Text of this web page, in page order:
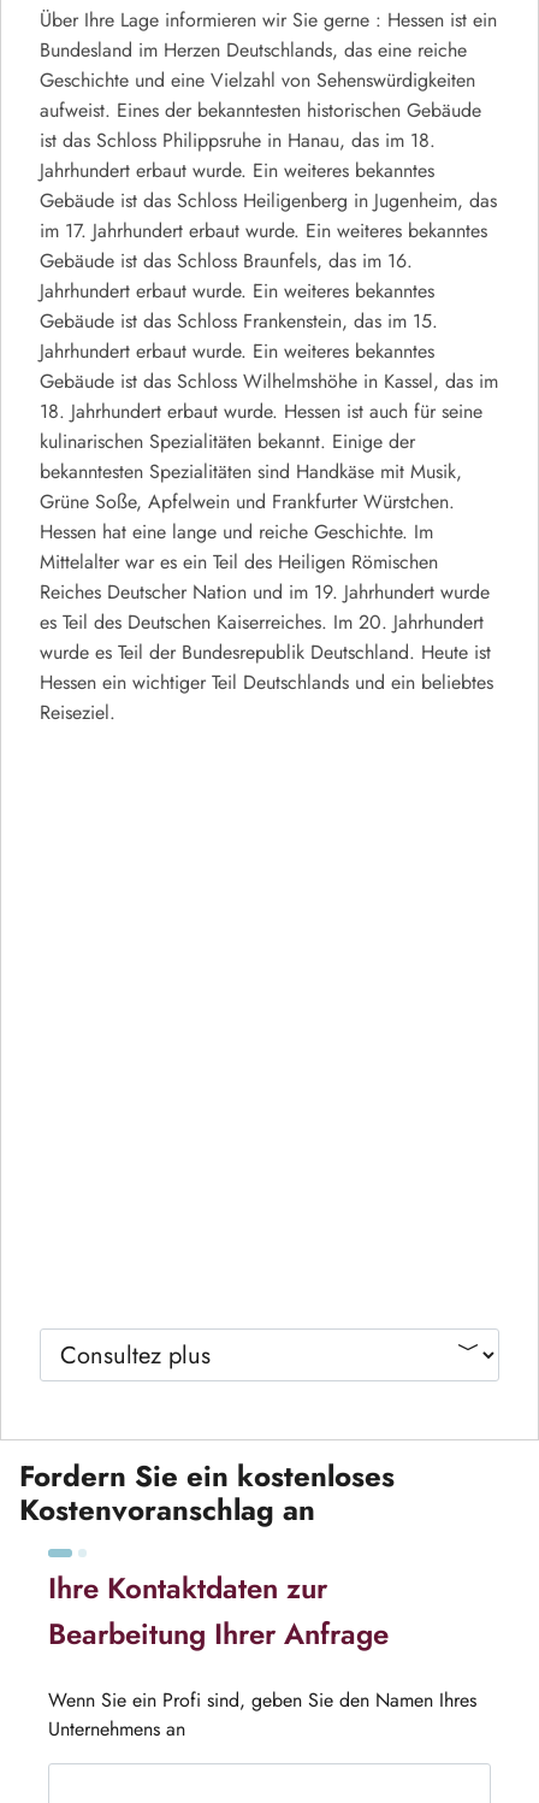
Über Ihre Lage informieren wir Sie gerne : Hessen ist ein
Bundesland im Herzen Deutschlands, das eine reiche
Geschichte und eine Vielzahl von Sehenswürdigkeiten
aufweist. Eines der bekanntesten historischen Gebäude
ist das Schloss Philippsruhe in Hanau, das im 18.
Jahrhundert erbaut wurde. Ein weiteres bekanntes
Gebäude ist das Schloss Heiligenberg in Jugenheim, das
im 17. Jahrhundert erbaut wurde. Ein weiteres bekanntes
Gebäude ist das Schloss Braunfels, das im 16.
Jahrhundert erbaut wurde. Ein weiteres bekanntes
Gebäude ist das Schloss Frankenstein, das im 15.
Jahrhundert erbaut wurde. Ein weiteres bekanntes
Gebäude ist das Schloss Wilhelmshöhe in Kassel, das im
18. Jahrhundert erbaut wurde. Hessen ist auch für seine
kulinarischen Spezialitäten bekannt. Einige der
bekanntesten Spezialitäten sind Handkäse mit Musik,
Grüne Soße, Apfelwein und Frankfurter Würstchen.
Hessen hat eine lange und reiche Geschichte. Im
Mittelalter war es ein Teil des Heiligen Römischen
Reiches Deutscher Nation und im 19. Jahrhundert wurde
es Teil des Deutschen Kaiserreiches. Im 20. Jahrhundert
wurde es Teil der Bundesrepublik Deutschland. Heute ist
Hessen ein wichtiger Teil Deutschlands und ein beliebtes
Reiseziel.
Fordern Sie ein kostenloses
Kostenvoranschlag an
Ihre Kontaktdaten zur
Bearbeitung Ihrer Anfrage
Wenn Sie ein Profi sind, geben Sie den Namen Ihres
Unternehmens an